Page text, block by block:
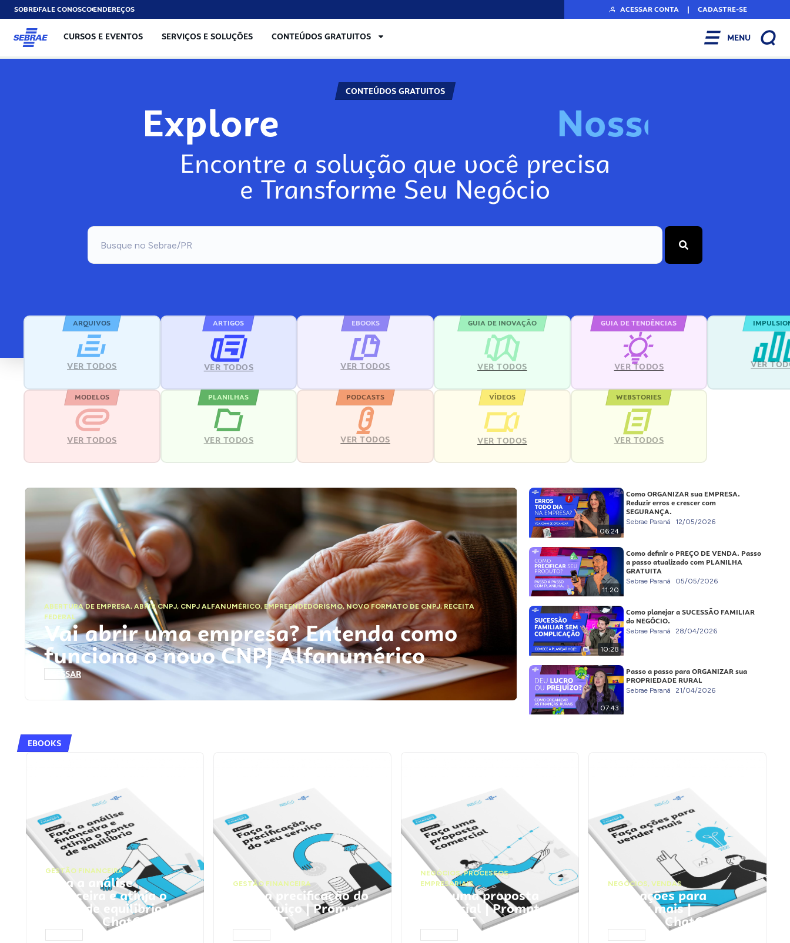
SOBREFALE CONOSCOENDEREÇOS ACESSAR CONTA | CADASTRE-SE
CURSOS E EVENTOS SERVIÇOS E SOLUÇÕES CONTEÚDOS GRATUITOS MENU
CONTEÚDOS GRATUITOS
Explore Nosso
Encontre a solução que você precisa
e Transforme Seu Negócio
ARQUIVOS
VER TODOS
ARTIGOS
VER TODOS
EBOOKS
VER TODOS
GUIA DE INOVAÇÃO
VER TODOS
GUIA DE TENDÊNCIAS
VER TODOS VER
MODELOS
VER TODOS
PLANILHAS
VER TODOS
PODCASTS
VER TODOS
VÍDEOS
VER TODOS
WEBSTORIES
VER TODOS
ABERTURA DE EMPRESA,ABRIR CNPJ, CNPJ ALFANUMÉRICO, EMPREENDEDORISMO,NOVO FORMATO DE CNPJ,RECEITA
FEDERAL
Vai abrir uma empresa? Entenda como
funciona o novo CNPJ Alfanumérico
ACESSAR
06:24
Como ORGANIZAR sua EMPRESA.
Reduzir erros e crescer com
SEGURANÇA.
Sebrae Paraná 12/05/2026
11:20
Como definir o PREÇO DE VENDA. Passo
a passo atualizado com PLANILHA
GRATUITA
Sebrae Paraná 05/05/2026
10:28
Como planejar a SUCESSÃO FAMILIAR
do NEGÓCIO.
Sebrae Paraná 28/04/2026
07:43
Passo a passo para ORGANIZAR sua
PROPRIEDADE RURAL
Sebrae Paraná 21/04/2026
EBOOKS
GESTÃO FINANCEIRA
Faça a análise
financeira e atinja o
ponto de equilíbrio |
Prompts ChatGPT
GESTÃO FINANCEIRA
Faça a precificação do
seu serviço | Prompts
ChatGPT
NEGÓCIOS,PROCESSOS
EMPRESARIAIS
Faça uma proposta
comercial | Prompts
ChatGPT
NEGÓCIOS, VENDAS
Faça ações para
vender mais |
Prompts ChatGPT